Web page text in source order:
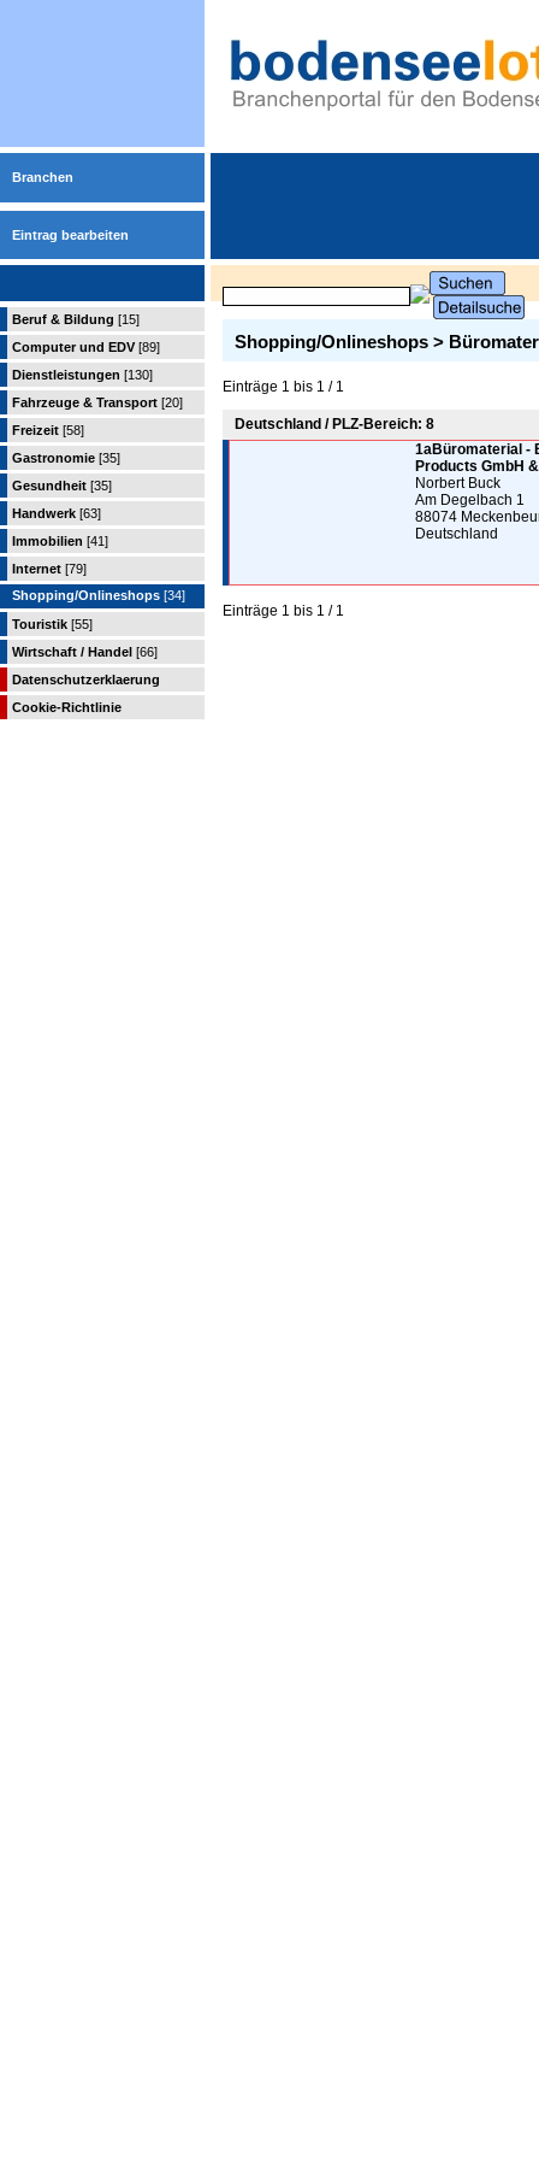
Branchen
Eintrag bearbeiten
Beruf & Bildung [15]
Computer und EDV [89]
Dienstleistungen [130]
Fahrzeuge & Transport [20]
Freizeit [58]
Gastronomie [35]
Gesundheit [35]
Handwerk [63]
Immobilien [41]
Internet [79]
Shopping/Onlineshops [34]
Touristik [55]
Wirtschaft / Handel [66]
Datenschutzerklaerung
Cookie-Richtlinie
Shopping/Onlineshops >
Einträge 1 bis 1 / 1
Deutschland / PLZ-Bereich: 8
1aBüromaterial -
Products GmbH
Norbert Buck
Am Degelbach 1
88074
Deutschland
Einträge 1 bis 1 / 1